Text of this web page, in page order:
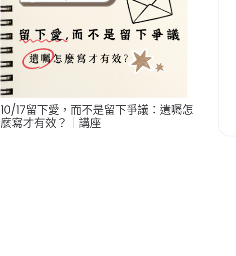
10/17留下愛，而不是留下爭議：遺囑怎
麼寫才有效？｜講座